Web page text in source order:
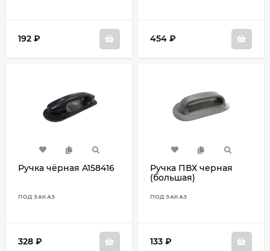
192 ₽ 454 ₽
Ручка чёрная A158416
ПОД ЗАКАЗ
328 ₽
Ручка ПВХ черная
(большая)
ПОД ЗАКАЗ
133 ₽